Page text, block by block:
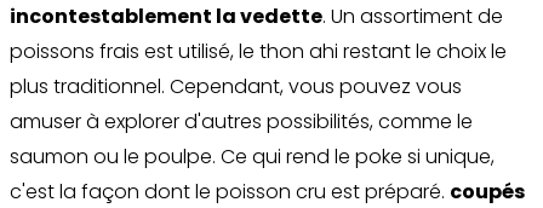
incontestablement la vedette. Un assortiment de
poissons frais est utilisé, le thon ahi restant le choix le
plus traditionnel. Cependant, vous pouvez vous
amuser à explorer d'autres possibilités, comme le
saumon ou le poulpe. Ce qui rend le poke si unique,
c'est la façon dont le poisson cru est préparé. coupés